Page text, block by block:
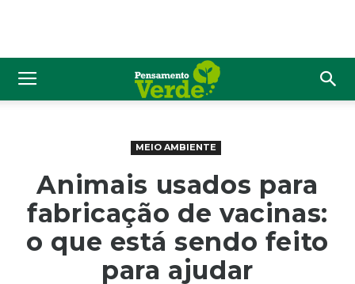
MEIO AMBIENTE
Animais usados para
fabricação de vacinas:
o que está sendo feito
para ajudar